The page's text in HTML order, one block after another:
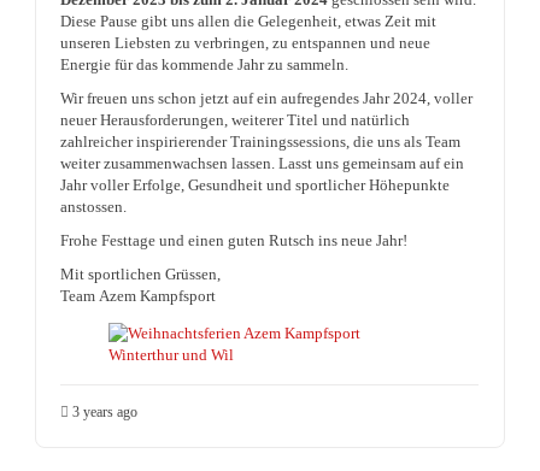
Diese Pause gibt uns allen die Gelegenheit, etwas Zeit mit
unseren Liebsten zu verbringen, zu entspannen und neue
Energie für das kommende Jahr zu sammeln.
Wir freuen uns schon jetzt auf ein aufregendes Jahr 2024, voller
neuer Herausforderungen, weiterer Titel und natürlich
zahlreicher inspirierender Trainingssessions, die uns als Team
weiter zusammenwachsen lassen. Lasst uns gemeinsam auf ein
Jahr voller Erfolge, Gesundheit und sportlicher Höhepunkte
anstossen.
Frohe Festtage und einen guten Rutsch ins neue Jahr!
Mit sportlichen Grüssen,
Team Azem Kampfsport
3 years ago